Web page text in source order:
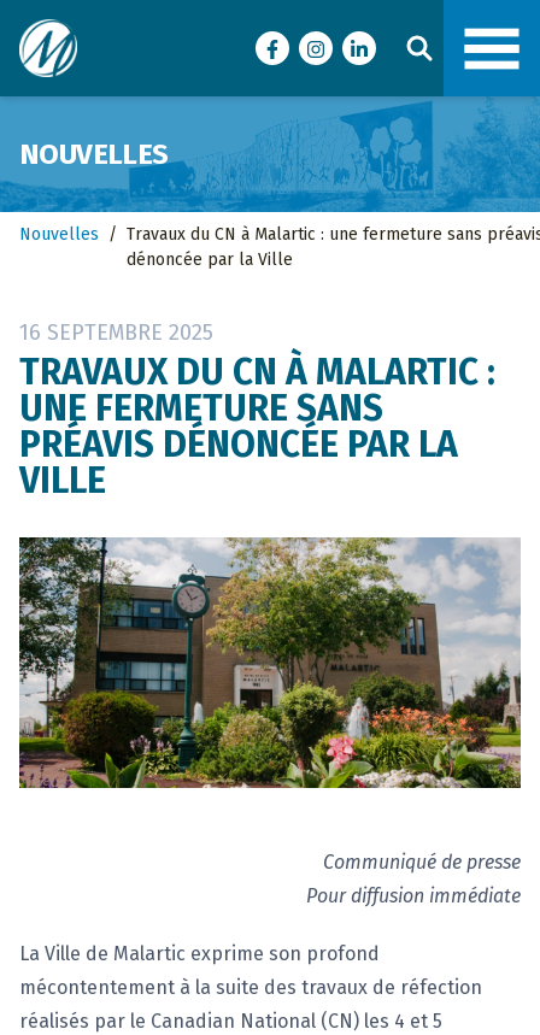
Ville de Malartic
FacebookInstagramLinkedIn
NOUVELLES
Nouvelles / Travaux du CN à Malartic : une fermeture sans
dénoncée par la Ville
16 SEPTEMBRE 2025
TRAVAUX DU CN À MALARTIC :
UNE FERMETURE SANS
PRÉAVIS DÉNONCÉE PAR LA
VILLE
Communiqué de presse
Pour diffusion immédiate
La Ville de Malartic exprime son profond
mécontentement à la suite des travaux de réfection
réalisés par le Canadian National (CN) les 4 et 5